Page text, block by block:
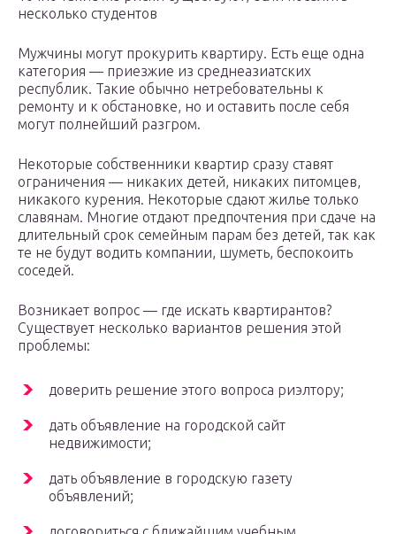
несколько студентов
Мужчины могут прокурить квартиру. Есть еще одна
категория — приезжие из среднеазиатских
республик. Такие обычно нетребовательны к
ремонту и к обстановке, но и оставить после себя
могут полнейший разгром.
Некоторые собственники квартир сразу ставят
ограничения — никаких детей, никаких питомцев,
никакого курения. Некоторые сдают жилье только
славянам. Многие отдают предпочтения при сдаче на
длительный срок семейным парам без детей, так как
те не будут водить компании, шуметь, беспокоить
соседей.
Возникает вопрос — где искать квартирантов?
Существует несколько вариантов решения этой
проблемы:
доверить решение этого вопроса риэлтору;
дать объявление на городской сайт
недвижимости;
дать объявление в городскую газету
объявлений;